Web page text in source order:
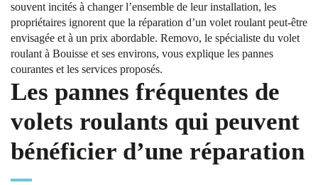
souvent incités à changer l’ensemble de leur installation, les
propriétaires ignorent que la réparation d’un volet roulant peut-être
envisagée et à un prix abordable. Removo, le spécialiste du volet
roulant à Bouisse et ses environs, vous explique les pannes
courantes et les services proposés.
Les pannes fréquentes de
volets roulants qui peuvent
bénéficier d’une réparation